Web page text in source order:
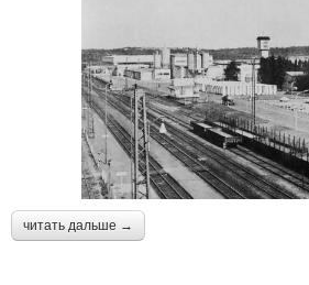
читать дальше →